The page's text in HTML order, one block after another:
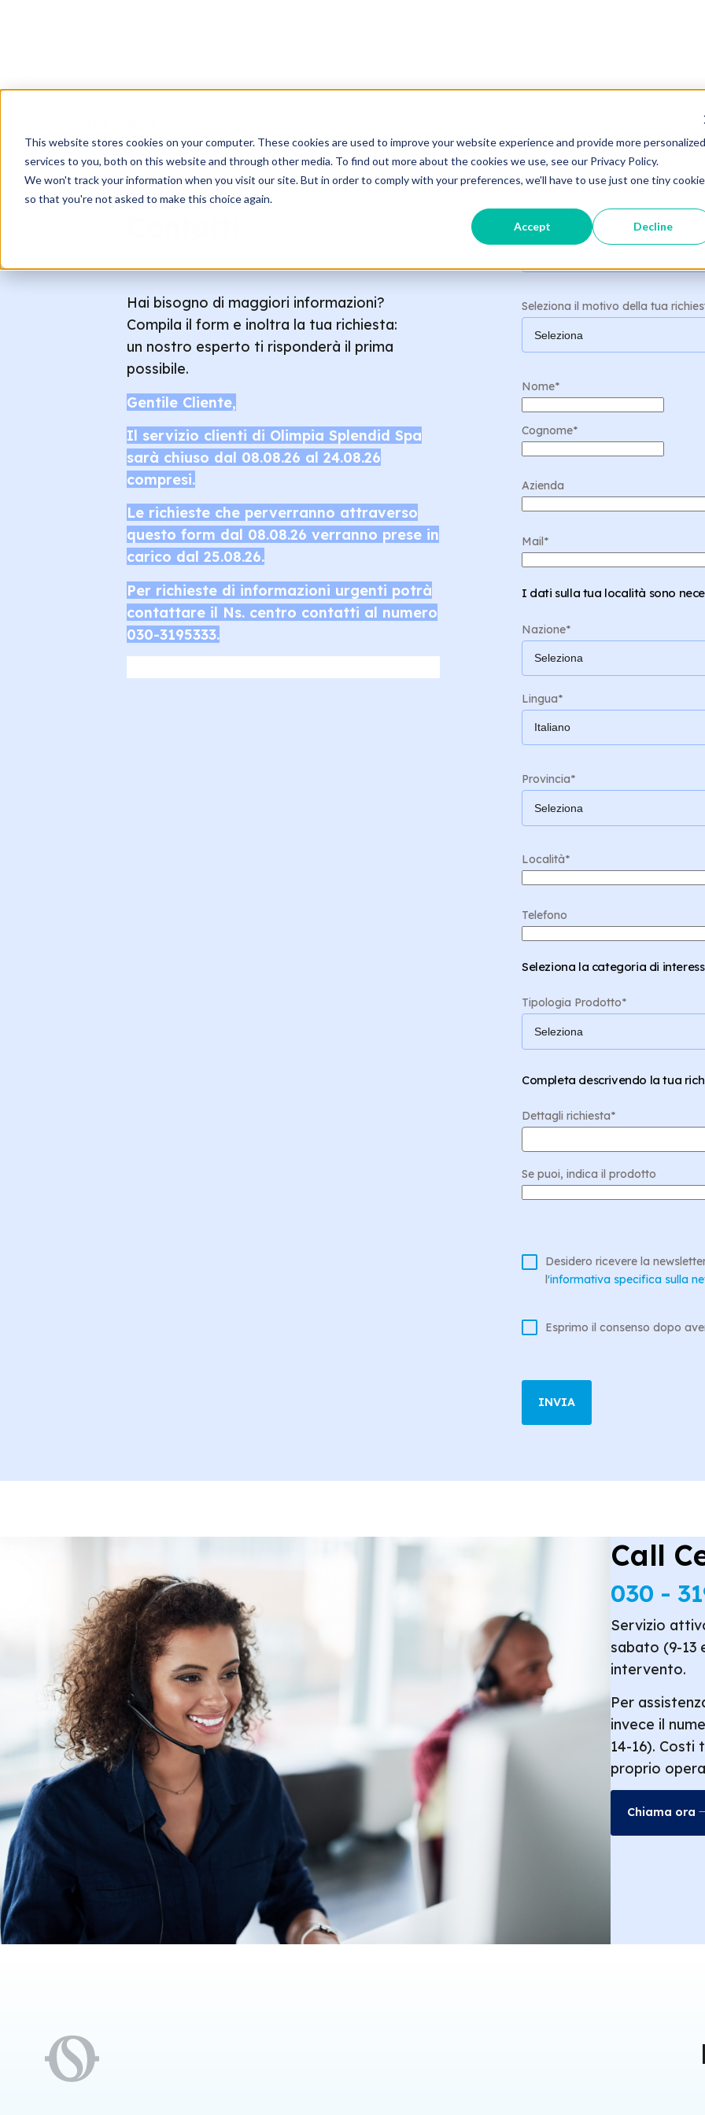
This website stores cookies on your computer. These cookies are used to improve your website experience and provide more personalized
services to you, both on this website and through other media. To find out more about the cookies we use, see our Privacy Policy.
We won't track your information when you visit our site. But in order to comply with your preferences, we'll have to use just one tiny cookie
so that you're not asked to make this choice again.
Accept Decline
Hai bisogno di maggiori informazioni?
Compila il form e inoltra la tua richiesta:
un nostro esperto ti risponderà il prima
possibile.
Gentile Cliente,
Il servizio clienti di Olimpia Splendid Spa
sarà chiuso dal 08.08.26 al 24.08.26
compresi.
Le richieste che perverranno attraverso
questo form dal 08.08.26 verranno prese in
carico dal 25.08.26.
Per richieste di informazioni urgenti potrà
contattare il Ns. centro contatti al numero
030-3195333.
Indica la tua professione:*
Seleziona il motivo della tua
Nome*
Cognome*
Azienda
Mail*
I dati sulla tua località sono
Nazione*
Lingua*
Provincia*
Località*
Telefono
Seleziona la categoria di
Tipologia Prodotto*
Completa descrivendo la tua
Dettagli richiesta*
Se puoi, indica il prodotto
Desidero ricevere la
l'informativa specifica sulla
Esprimo il consenso dopo
Call
030 -
Servizio
sabato (9-13
intervento.
Per
invece il
14-16).
proprio
Chiama ora